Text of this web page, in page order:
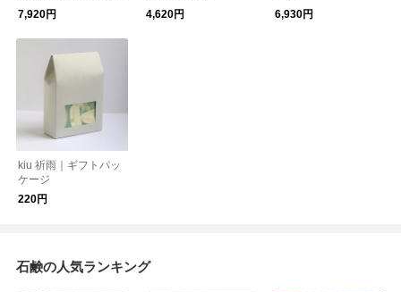
２本セット（箱なし）
＋ローションマスクプ
レゼント
7,920円
4,620円
6,930円
kiu 祈雨｜ギフトパッ
ケージ
220円
石鹸の人気ランキング